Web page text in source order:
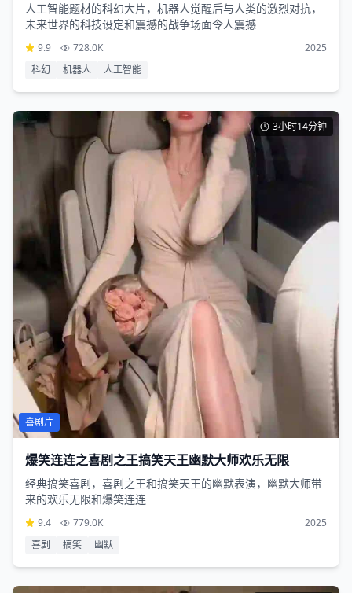
人工智能题材的科幻大片，机器人觉醒后与人类的激烈对抗，
未来世界的科技设定和震撼的战争场面令人震撼
9.9 728.0K
2025
科幻
机器人 人工智能
3小时14分钟
喜剧片
爆笑连连之喜剧之王搞笑天王幽默大师欢乐无限
经典搞笑喜剧，喜剧之王和搞笑天王的幽默表演，幽默大师带
来的欢乐无限和爆笑连连
9.4 779.0K
2025
喜剧
搞笑 幽默